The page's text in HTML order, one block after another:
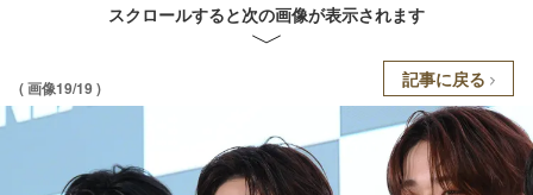
スクロールすると次の画像が表示されます
( 画像19/19 ) 記事に戻る